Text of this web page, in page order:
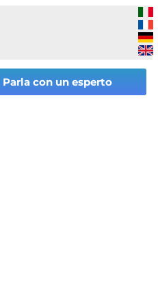
Parla con un esperto